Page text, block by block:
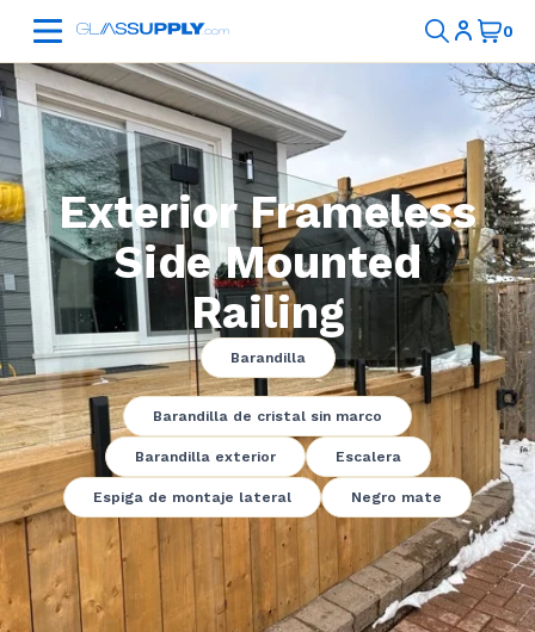
Exterior Frameless
Side Mounted
Railing
Barandilla
Barandilla de cristal sin marco
Barandilla exterior Escalera
Espiga de montaje lateral Negro mate